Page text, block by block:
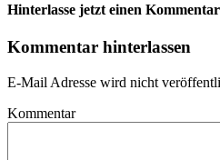
Hinterlasse jetzt einen Kommentar
Kommentar hinterlassen
E-Mail Adresse wird nicht
Kommentar